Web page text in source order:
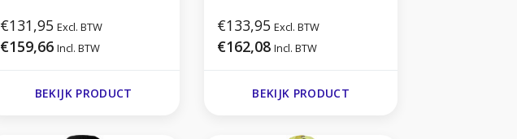
€131,95 Excl. BTW
€159,66 Incl. BTW
BEKIJK PRODUCT
€133,95 Excl. BTW
€162,08 Incl. BTW
BEKIJK PRODUCT